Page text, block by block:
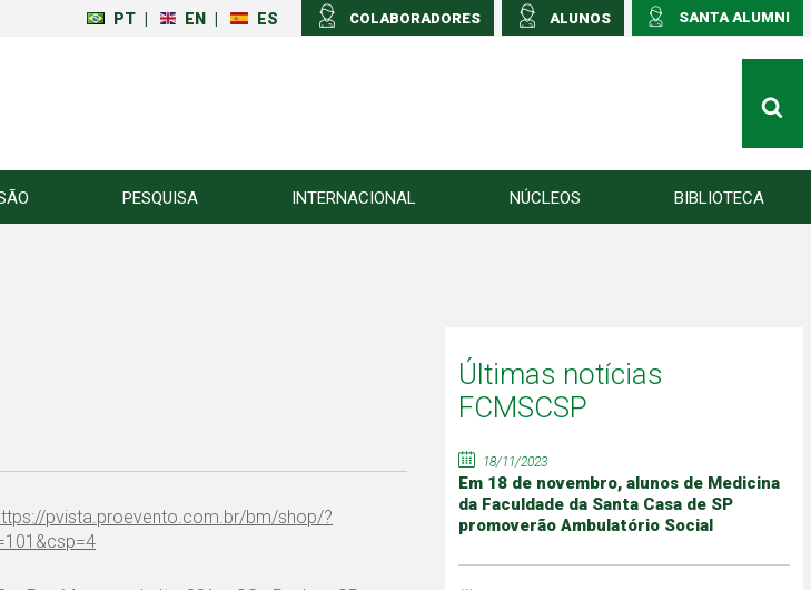
SANTA ALUMNI
ALUNOS
COLABORADORES
PT EN ES
PESQUISA INTERNACIONAL NÚCLEOS BIBLIOTECA
pvista.proevento.com.br/bm/shop/?
Últimas notícias
FCMSCSP
18/11/2023
Em 18 de novembro, alunos de Medicina
da Faculdade da Santa Casa de SP
promoverão Ambulatório Social